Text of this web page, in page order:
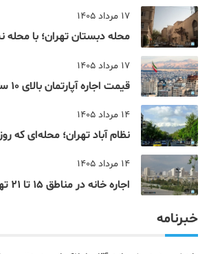
17 مرداد 1405
محله دبستان تهران؛ با محله
17 مرداد 1405
14 مرداد 1405
نظام‌ آباد تهران؛ محله‌ای که
14 مرداد 1405
اجاره خانه در مناطق 15 تا 21 تهران
خبرنامه